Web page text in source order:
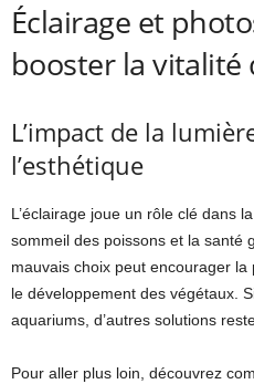
Éclairage et
booster la vitalité
L’impact de la
l’esthétique
L’éclairage joue un rôle clé dans
sommeil des poissons et la santé
mauvais choix peut encourager la
le développement des végétaux.
aquariums, d’autres solutions
Pour aller plus loin, découvrez